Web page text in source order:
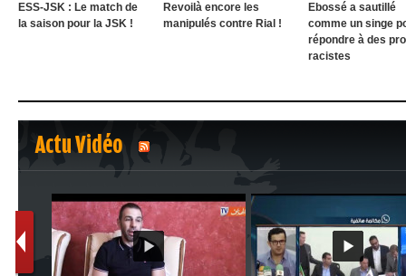
ESS-JSK : Le match de
la saison pour la JSK !
Revoilà encore les
manipulés contre Rial !
Ebossé a sautillé
comme un singe
répondre à des
racistes
Actu Vidéo
1 2